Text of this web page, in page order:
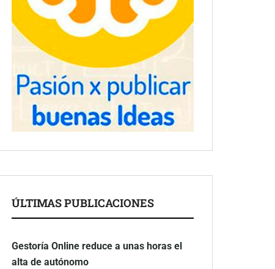
ÚLTIMAS PUBLICACIONES
Gestoría Online reduce a unas horas el
alta de autónomo